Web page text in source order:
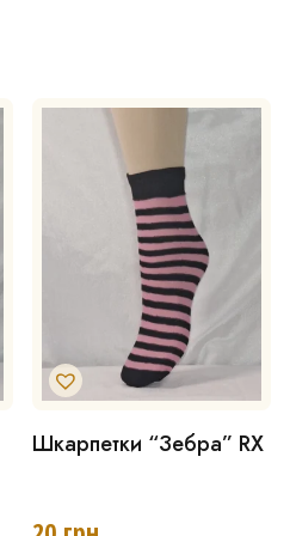
Шкарпетки “Зебра” RX
Цей
має